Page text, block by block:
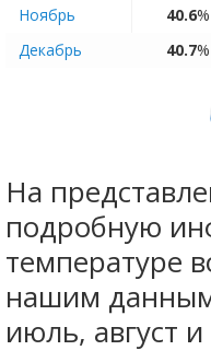
Ноябрь
40.6%
Декабрь
40.7%
На
подробную
температуре
нашим
июль, август